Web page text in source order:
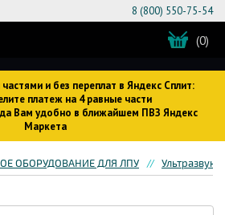
и без переплат в Яндекс Сплит:
платеж на 4 равные части
Вам удобно в ближайшем ПВЗ Яндекс
Маркета
8 (800) 550-75-54
(0)
ОБОРУДОВАНИЕ ДЛЯ ЛПУ